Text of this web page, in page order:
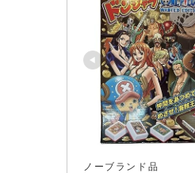
ノーブランド品